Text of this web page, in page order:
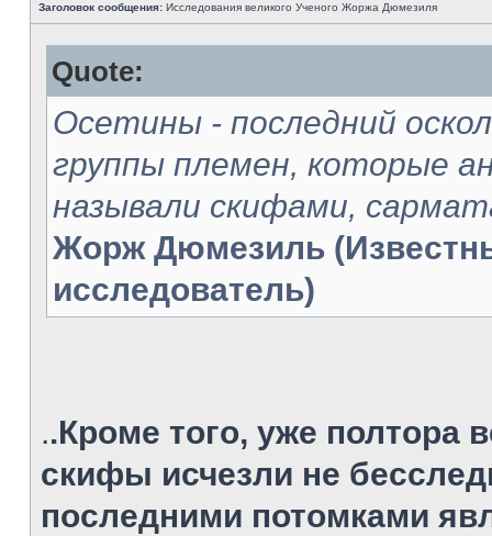
Заголовок сообщения: Исследования великого Ученого Жоржа Дюмезиля
Quote:
Oсетины - последний
группы племен, которые
называли скифами,
Жорж Дюмезиль
исследователь)
..Кроме того, уже полтора
скифы исчезли не
последними потомками